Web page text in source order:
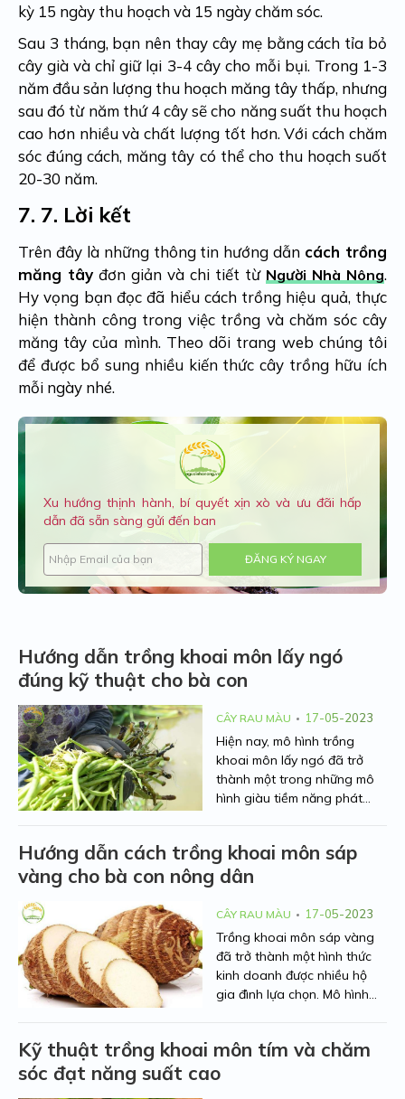
kỳ 15 ngày thu hoạch và 15 ngày chăm sóc.
Sau 3 tháng, bạn nên thay cây mẹ bằng cách tỉa bỏ
cây già và chỉ giữ lại 3-4 cây cho mỗi bụi. Trong 1-3
năm đầu sản lượng thu hoạch măng tây thấp, nhưng
sau đó từ năm thứ 4 cây sẽ cho năng suất thu hoạch
cao hơn nhiều và chất lượng tốt hơn. Với cách chăm
sóc đúng cách, măng tây có thể cho thu hoạch suốt
20-30 năm.
7. 7. Lời kết
Trên đây là những thông tin hướng dẫn cách trồng
măng tây đơn giản và chi tiết từ Người Nhà Nông.
Hy vọng bạn đọc đã hiểu cách trồng hiệu quả, thực
hiện thành công trong việc trồng và chăm sóc cây
măng tây của mình. Theo dõi trang web chúng tôi
để được bổ sung nhiều kiến thức cây trồng hữu ích
mỗi ngày nhé.
Xu hướng thịnh hành, bí quyết xịn xò và ưu đãi hấp
dẫn đã sẵn sàng gửi đến ban
ĐĂNG KÝ NGAY
Hướng dẫn trồng khoai môn lấy ngó
đúng kỹ thuật cho bà con
CÂY RAU MÀU 17-05-2023
Hiện nay, mô hình trồng
khoai môn lấy ngó đã trở
thành một trong những mô
hình giàu tiềm năng phát
được đưa vào cây trồng
chuyển đổi khuyến cáo ở
bạn đang quan tâm đến mô
hình trồng khoai môn này thì
bạn biết sau đây sẽ bật mí
cho bạn toàn bộ thông tin
cần thiết về kỹ thuật trồng
cây để đạt được năng suất
Hướng dẫn cách trồng khoai môn sáp
vàng cho bà con nông dân
CÂY RAU MÀU 17-05-2023
Trồng khoai môn sáp vàng
đã trở thành một hình thức
kinh doanh được nhiều hộ
gia đình lựa chọn. Mô hình
được chi phí trồng trọt. Tuy
nhiên không phải bà con
Kỹ thuật trồng khoai môn tím và chăm
sóc đạt năng suất cao